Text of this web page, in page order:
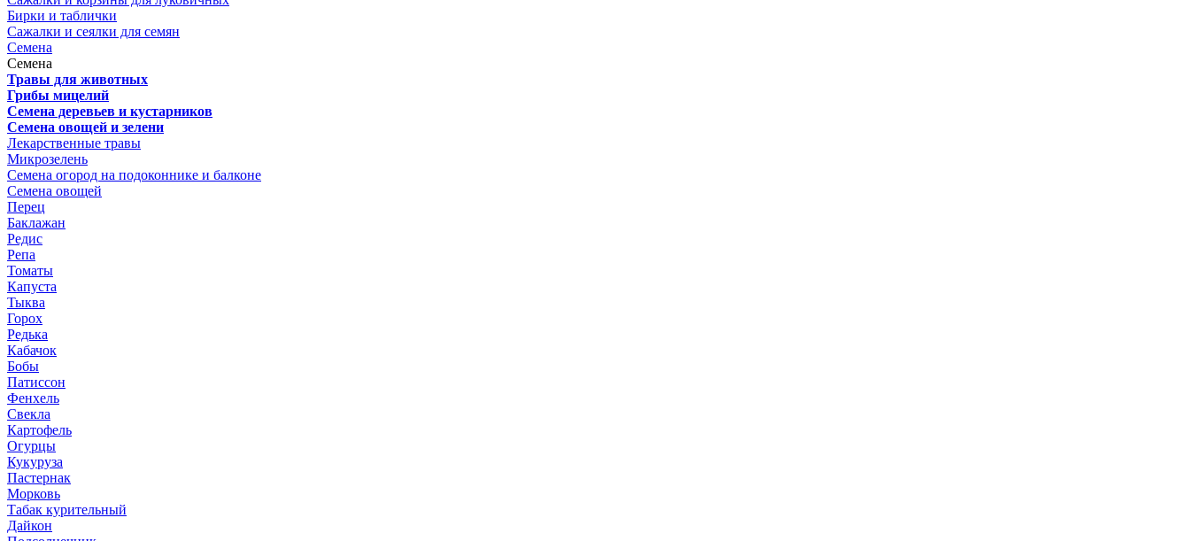
Бирки и таблички
Сажалки и сеялки для семян
Семена
Семена
Травы для животных
Грибы мицелий
Семена деревьев и кустарников
Семена овощей и зелени
Лекарственные травы
Микрозелень
Семена огород на подоконнике и балконе
Семена овощей
Перец
Баклажан
Редис
Репа
Томаты
Капуста
Тыква
Горох
Редька
Кабачок
Бобы
Патиссон
Фенхель
Свекла
Картофель
Огурцы
Кукуруза
Пастернак
Морковь
Табак курительный
Дайкон